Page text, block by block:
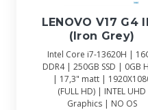
LENOVO V17 G4
(Iron Grey)
Intel Core i7-13620H |
DDR4 | 250GB SSD | 0GB
| 17,3" matt |
(FULL HD) | INTEL UHD
Graphics | NO OS